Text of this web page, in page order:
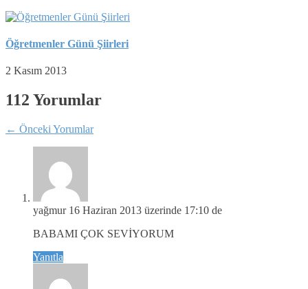
Öğretmenler Günü Şiirleri
2 Kasım 2013
112 Yorumlar
← Önceki Yorumlar
yağmur 16 Haziran 2013 üzerinde 17:10 de
BABAMI ÇOK SEVİYORUM
Yanıtla